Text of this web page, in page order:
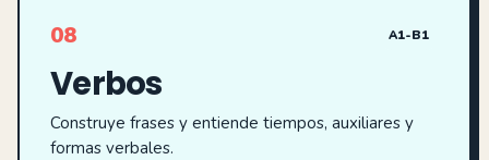
08 A1-B1
Verbos
Construye frases y entiende tiempos, auxiliares y
formas verbales.